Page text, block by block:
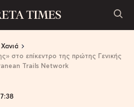
Χανιά
στο επίκεντρο της πρώτης Γενικής
Trails Network